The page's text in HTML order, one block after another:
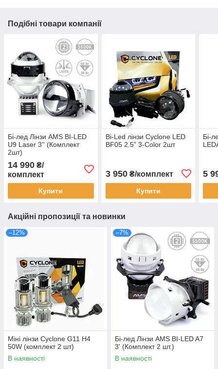
Подібні товари компанії
Бі-лед Лінзи AMS BI-LED
U9 Laser 3'' (Комплект
2шт)
14 990 ₴/
комплект
Купити
Bi-Led лінзи Cyclone LED
BF05 2.5” 3-Color 2шт
3 950₴/комплект
Купити
Бі-
5
Акційні пропозиції та новинки
–12%
Міні лінзи Cyclone G11 H4
50W (комплект 2 шт)
В наявності
–7%
Бі-лед Лінзи AMS BI-LED A7
3' (Комплект 2 шт.)
В наявності